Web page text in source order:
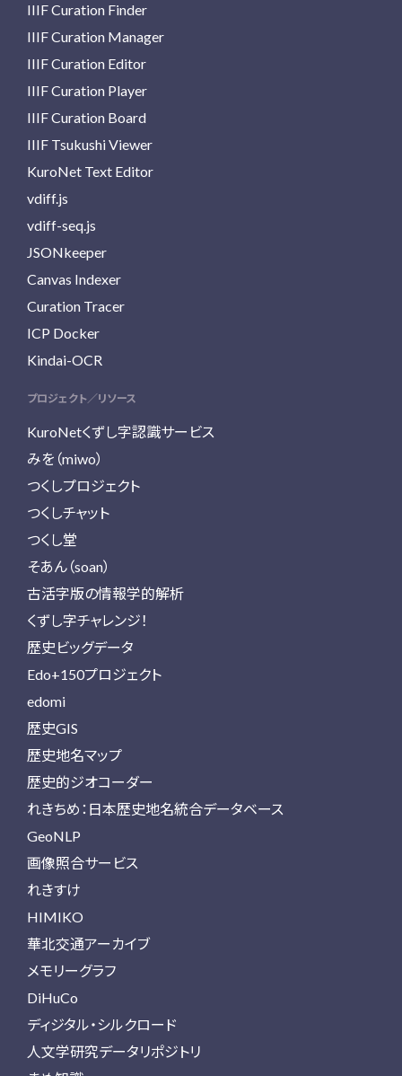
IIIF Curation Finder
IIIF Curation Manager
IIIF Curation Editor
IIIF Curation Player
IIIF Curation Board
IIIF Tsukushi Viewer
KuroNet Text Editor
vdiff.js
vdiff-seq.js
JSONkeeper
Canvas Indexer
Curation Tracer
ICP Docker
Kindai-OCR
プロジェクト／リソース
KuroNetくずし字認識サービス
みを（miwo）
つくしプロジェクト
つくしチャット
つくし堂
そあん（soan）
古活字版の情報学的解析
くずし字チャレンジ！
歴史ビッグデータ
Edo+150プロジェクト
edomi
歴史GIS
歴史地名マップ
歴史的ジオコーダー
れきちめ：日本歴史地名統合データベース
GeoNLP
画像照合サービス
れきすけ
HIMIKO
華北交通アーカイブ
メモリーグラフ
DiHuCo
ディジタル・シルクロード
人文学研究データリポジトリ